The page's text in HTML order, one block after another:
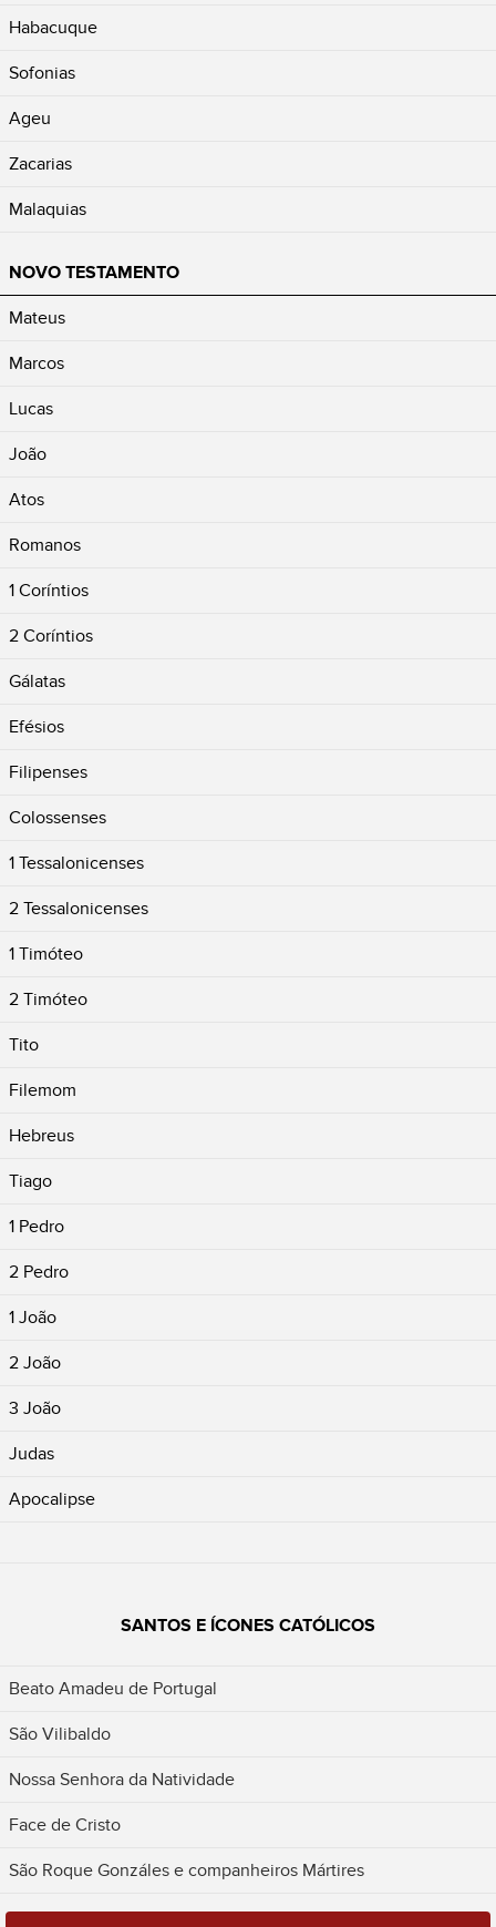
Habacuque
Sofonias
Ageu
Zacarias
Malaquias
NOVO TESTAMENTO
Mateus
Marcos
Lucas
João
Atos
Romanos
1 Coríntios
2 Coríntios
Gálatas
Efésios
Filipenses
Colossenses
1 Tessalonicenses
2 Tessalonicenses
1 Timóteo
2 Timóteo
Tito
Filemom
Hebreus
Tiago
1 Pedro
2 Pedro
1 João
2 João
3 João
Judas
Apocalipse
SANTOS E ÍCONES CATÓLICOS
Beato Amadeu de Portugal
São Vilibaldo
Nossa Senhora da Natividade
Face de Cristo
São Roque Gonzáles e companheiros Mártires